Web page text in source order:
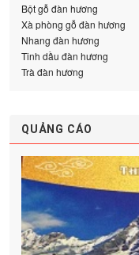
Bột gỗ đàn hương
Xà phòng gỗ đàn hương
Nhang đàn hương
Tinh dầu đàn hương
Trà đàn hương
QUẢNG CÁO